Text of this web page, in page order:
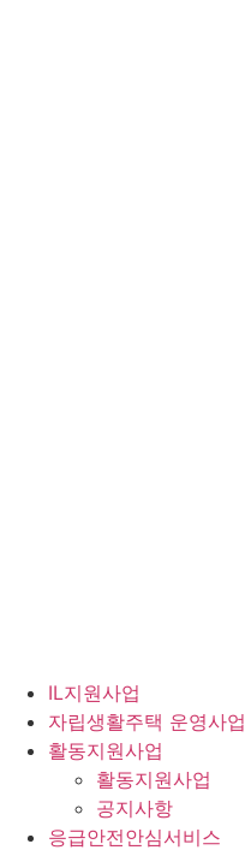
IL지원사업
자립생활주택 운영사업
활동지원사업
활동지원사업
공지사항
응급안전안심서비스